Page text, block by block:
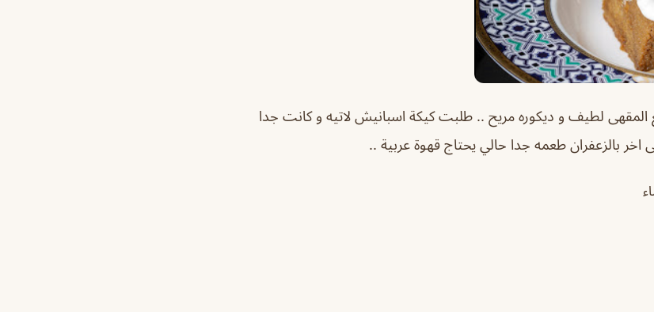
المقهى لطيف و ديكوره مريح .. طلبت كيكة اسبانيش لاتيه و كانت جدا
بالزعفران طعمه جدا حالي يحتاج قهوة عربية ..